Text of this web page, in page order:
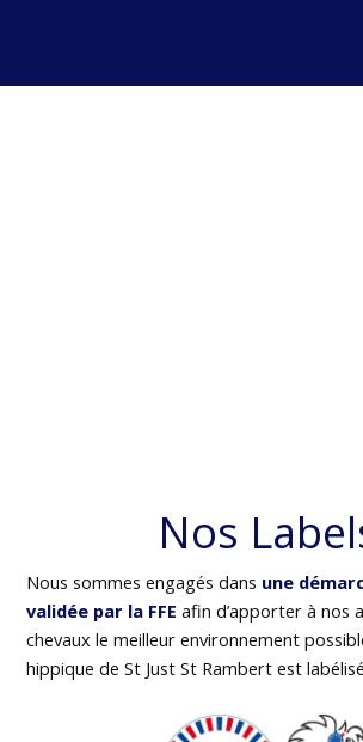
Nos
Nous sommes engagés dans une
validée par la FFE afin d’apporter à nos
chevaux le meilleur environnement
hippique de St Just St Rambert est